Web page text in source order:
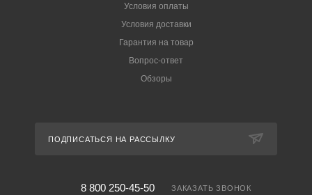
Условия оплаты
Условия доставки
Гарантия на товар
Вопрос-ответ
Обзоры
ПОДПИСАТЬСЯ НА РАССЫЛКУ
8 800 250-45-50 ЗАКАЗАТЬ ЗВОНОК